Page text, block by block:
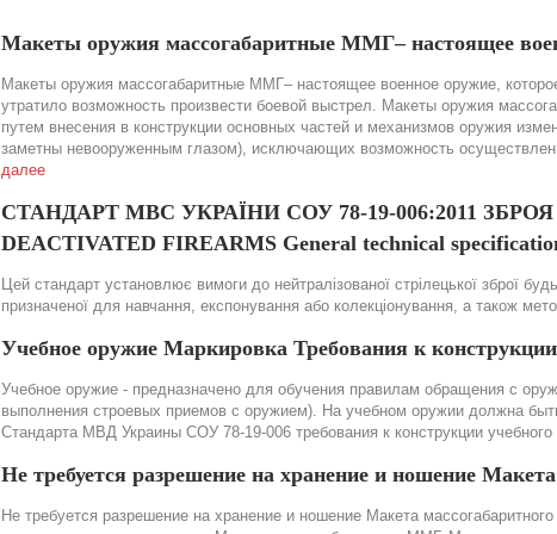
Макеты оружия массогабаритные ММГ– настоящее
Макеты оружия массогабаритные ММГ– настоящее военное оружие,
утратило возможность произвести боевой выстрел. Макеты оружия
путем внесения в конструкции основных частей и механизмов оружия
заметны невооруженным глазом), исключающих возможность
далее
СТАНДАРТ МВС УКРАЇНИ СОУ 78-19-006:2011
DEACTIVATED FIREARMS General technical
Цей стандарт установлює вимоги до нейтралізованої стрілецької зброї
призначеної для навчання, експонування або колекціонування, а також
Учебное оружие Маркировка Требования к конструкции
Учебное оружие - предназначено для обучения правилам обращения с
выполнения строевых приемов с оружием). На учебном оружии должна
Стандарта МВД Украины СОУ 78-19-006 требования к конструкции
Не требуется разрешение на хранение и ношение
Не требуется разрешение на хранение и ношение Макета